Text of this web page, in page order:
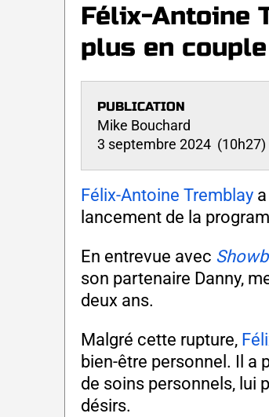
Félix-Antoine
plus en
PUBLICATION
Mike Bouchard
3 septembre 2024 (10h27)
Félix-Antoine Tremblay
lancement de la
En entrevue avec
son partenaire Danny,
deux ans.
Malgré cette rupture,
bien-être personnel. Il a
de soins personnels, lui
désirs.